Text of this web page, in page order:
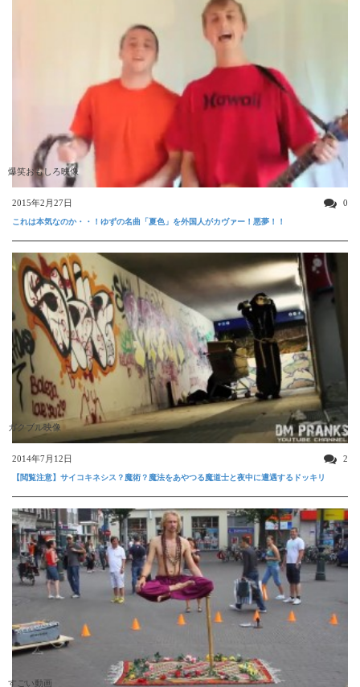
爆笑おもしろ映像
2015年2月27日 0
これは本気なのか・・！ゆずの名曲「夏色」を外国人がカヴァー！悪夢！！
ガクブル映像
2014年7月12日 2
【閲覧注意】サイコキネシス？魔術？魔法をあやつる魔道士と夜中に遭遇するドッキリ
すごい動画